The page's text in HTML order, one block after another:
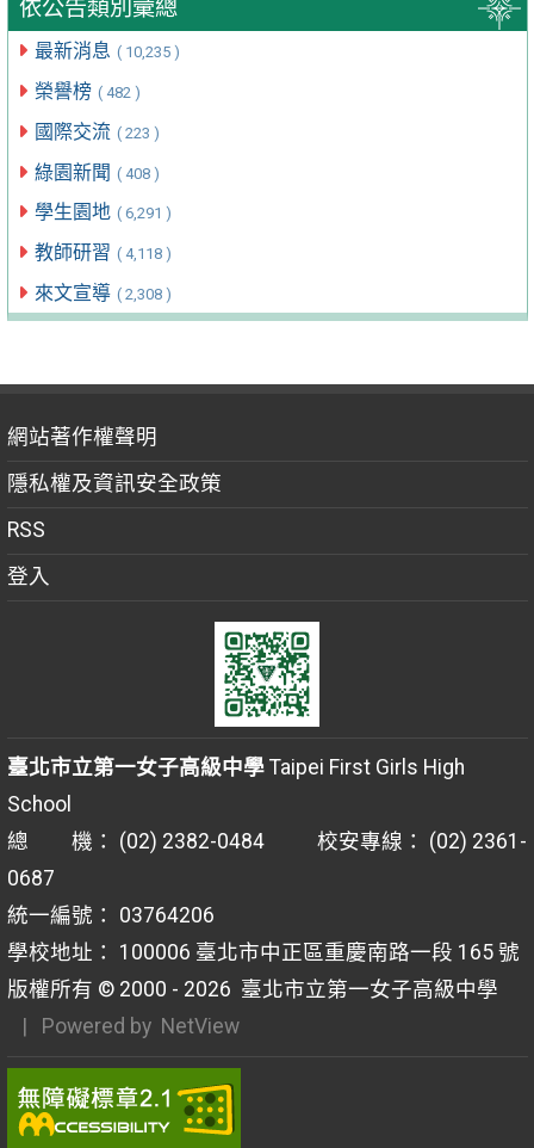
依公告類別彙總
最新消息 ( 10,235 )
榮譽榜 ( 482 )
國際交流 ( 223 )
綠園新聞 ( 408 )
學生園地 ( 6,291 )
教師研習 ( 4,118 )
來文宣導 ( 2,308 )
網站著作權聲明
隱私權及資訊安全政策
RSS
登入
臺北市立第一女子高級中學Taipei First Girls High
School
總 機： (02) 2382-0484 校安專線： (02) 2361-
0687
統一編號： 03764206
學校地址： 100006 臺北市中正區重慶南路一段 165 號
版權所有 © 2000 - 2026 臺北市立第一女子高級中學
| Powered by NetView